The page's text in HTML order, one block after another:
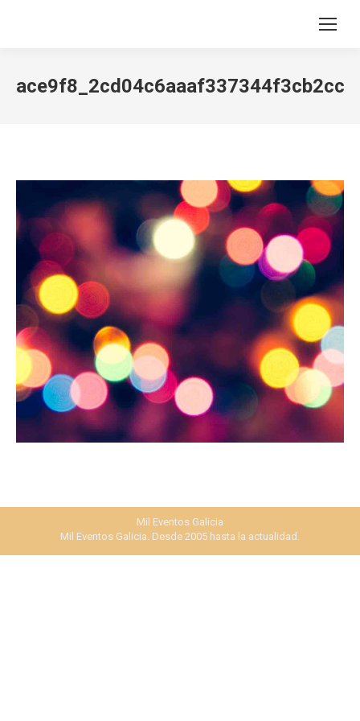
Search:
Mil Eventos Galicia
Mil Eventos Galicia. Desde 2005 hasta la actualidad.